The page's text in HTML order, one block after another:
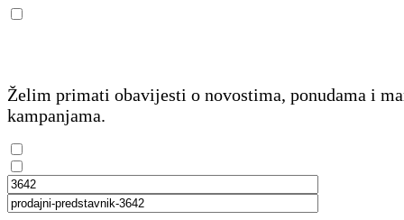
Želim primati obavijesti o novostima, ponudama i
kampanjama.